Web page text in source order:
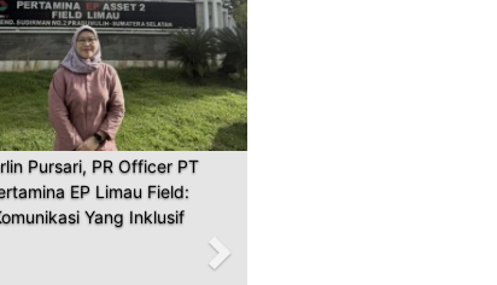
Pursari, PR Officer PT
EP Limau Field:
Yang Inklusif